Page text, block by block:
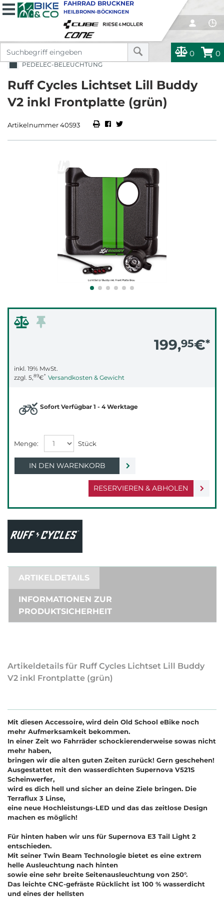
0 0
FAHRRAD BRUCKNER
HEILBRONN-BÖCKINGEN
PEDELEC-BELEUCHTUNG
Ruff Cycles Lichtset Lill Buddy
V2 inkl Frontplatte (grün)
Artikelnummer 40593
199,95€*
inkl. 19% MwSt.
zzgl. 5,89€* Versandkosten & Gewicht
RESERVIEREN & ABHOLEN
Sofort Verfügbar 1 - 4 Werktage
IN DEN WARENKORB
ARTIKELDETAILS
INFORMATIONEN ZUR
PRODUKTSICHERHEIT
Artikeldetails für Ruff Cycles Lichtset Lill Buddy
V2 inkl Frontplatte (grün)
Mit diesen Accessoire, wird dein Old School eBike noch
mehr Aufmerksamkeit bekommen.
In einer Zeit wo Fahrräder schockierenderweise sowas nicht
mehr haben,
bringen wir die alten guten Zeiten zurück! Gern geschehen!
Ausgestattet mit den wasserdichten Supernova V521S
Scheinwerfer,
wird es dich hell und sicher an deine Ziele bringen. Die
Terraflux 3 Linse,
eine neue Hochleistungs-LED und das das zeitlose Design
machen es möglich!
Für hinten haben wir uns für Supernova E3 Tail Light 2
entschieden.
Mit seiner Twin Beam Technologie bietet es eine extrem
helle Ausleuchtung nach hinten
sowie eine sehr breite Seitenausleuchtung von 250°.
Das leichte CNC-gefräste Rücklicht ist 100 % wasserdicht
und eines der hellsten